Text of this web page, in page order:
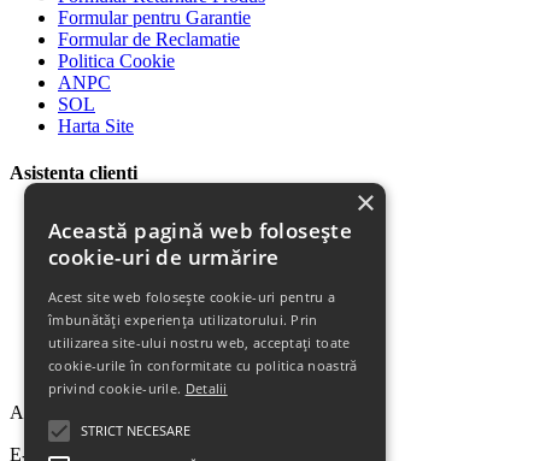
Formular pentru Garantie
Formular de Reclamatie
Politica Cookie
ANPC
SOL
Harta Site
Asistenta clienti
Plata Produselor
Livrarea Produselor
Politica de Retur
Descarca Garantia
Urmareste Comanda
Termeni Garantie
Termeni si Conditii
Abonare la newsletter
E-mail
Această pagină web folosește
cookie-uri de urmărire
Acest site web folosește cookie-uri pentru a
îmbunătăți experiența utilizatorului. Prin
utilizarea site-ului nostru web, acceptați toate
cookie-urile în conformitate cu politica noastră
privind cookie-urile. Detalii
STRICT NECESARE
×